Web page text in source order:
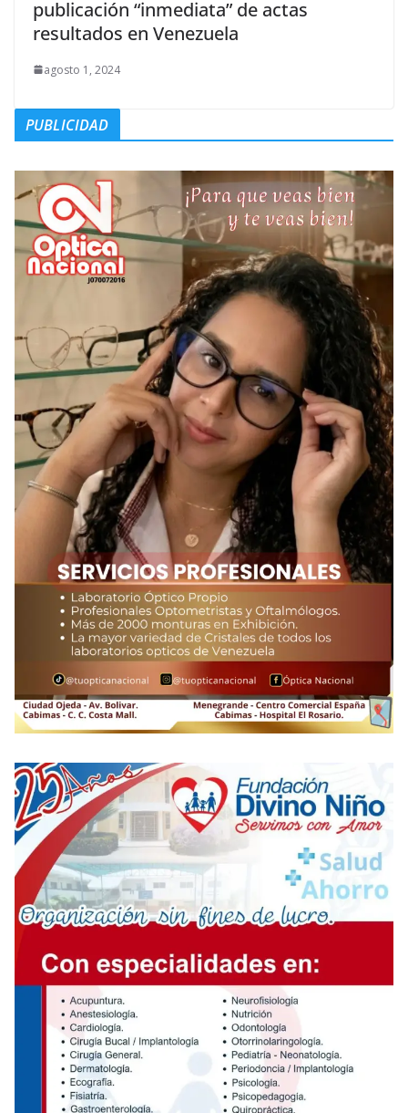
publicación “inmediata” de actas
resultados en Venezuela
agosto 1, 2024
PUBLICIDAD